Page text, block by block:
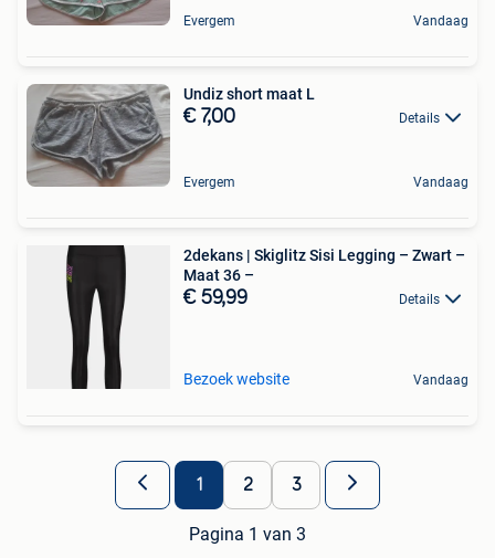
Evergem Vandaag
Undiz short maat L
€ 7,00 Details
Evergem Vandaag
2dekans | Skiglitz Sisi Legging – Zwart –
Maat 36 –
€ 59,99 Details
Bezoek website Vandaag
1 2 3
Pagina 1 van 3